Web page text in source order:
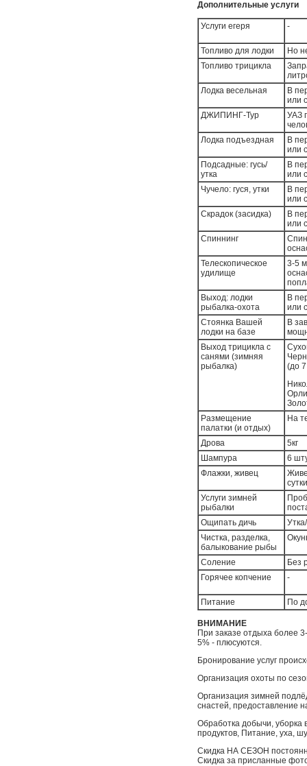
Дополнительные услуги
Услуги егеря -
Топливо для лодки
Но
Топливо трицикла
Лодка весельная
В
или
ДЖИПИНГ-Тур
УАЗ
Лодка подъездная
В
или
Подсадные: гусь/
утка
В
или
Чучело: гуся, утки
В
или
Скрадок (засидка)
В
или
Спиннинг
Телескопическое
удилище
3-5
Выход: лодки
рыбалка-охота
В
или
Стоянка Вашей
лодки на базе
В
Выход трицикла с
санями (зимняя
рыбалка)
(до
Размещение
палатки (и отдых)
На
Дрова
5кг
Шампура
6
Флажки, живец
сутки
Услуги зимней
рыбалки
Ощипать дичь
Чистка, разделка,
балыкование рыбы
Соление
Без
Горячее копчение
-
Питание По
ВНИМАНИЕ
При заказе отдыха более
5% - плюсуются.
Бронирование услуг
Организация охоты по
Организация зимней
снастей, предоставление
Обработка добычи, уборка
продуктов, Питание, уха,
Скидка НА СЕЗОН
Скидка за присланные